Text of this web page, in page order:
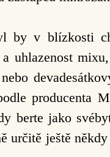
by v blízkosti
a uhlazenost
producenta
berte jako
určitě ještě